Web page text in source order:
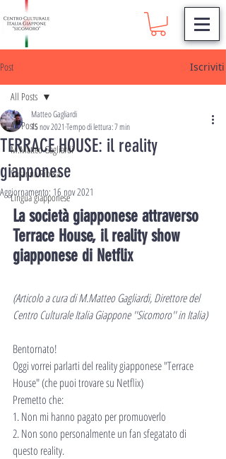
Post Iscriviti
All Posts
M.Matteo Gagliardi
Susanna Ribeca
Lingua giapponese
All Posts
TERRACE HOUSE: il reality
giapponese
Matteo Gagliardi
15 nov 2021 Tempo di lettura: 7 min
Aggiornamento: 16 nov 2021
La società giapponese attraverso
Terrace House, il reality show
giapponese di Netflix
(Articolo a cura di M.Matteo Gagliardi, Direttore del
Centro Culturale Italia Giappone ''Sicomoro'' in Italia)
Bentornato!
Oggi vorrei parlarti del reality giapponese "Terrace
House" (che puoi trovare su Netflix)
Premetto che:
1. Non mi hanno pagato per promuoverlo
2. Non sono personalmente un fan sfegatato di
questo reality.